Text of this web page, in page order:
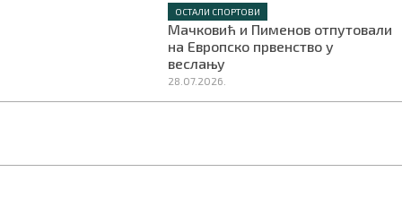
ОСТАЛИ СПОРТОВИ
Мачковић и Пименов отпутовали
на Европско првенство у
веслању
28.07.2026.